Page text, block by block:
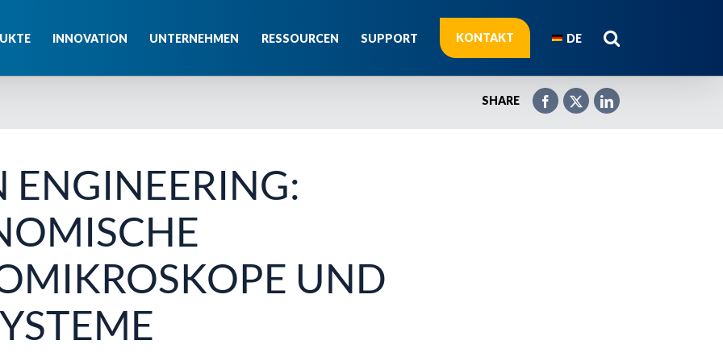
INNOVATION UNTERNEHMEN RESSOURCEN SUPPORT KONTAKT DE
SHARE
ENGINEERING:
UND